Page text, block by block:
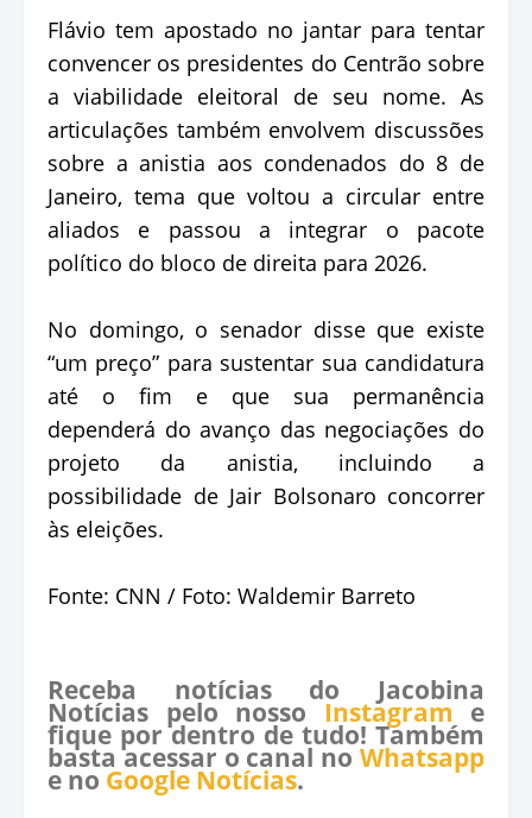
Flávio tem apostado no jantar para tentar
convencer os presidentes do Centrão sobre
a viabilidade eleitoral de seu nome. As
articulações também envolvem discussões
sobre a anistia aos condenados do 8 de
Janeiro, tema que voltou a circular entre
aliados e passou a integrar o pacote
político do bloco de direita para 2026.
No domingo, o senador disse que existe
“um preço” para sustentar sua candidatura
até o fim e que sua permanência
dependerá do avanço das negociações do
projeto da anistia, incluindo a
possibilidade de Jair Bolsonaro concorrer
às eleições.
Fonte: CNN / Foto: Waldemir Barreto
Receba notícias do Jacobina
Notícias pelo nosso Instagram e
fique por dentro de tudo! Também
basta acessar o canal no Whatsapp
e no Google Notícias.